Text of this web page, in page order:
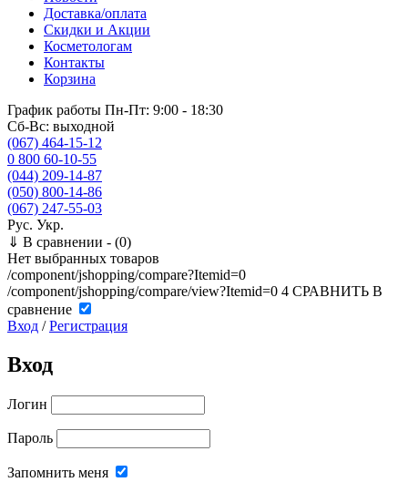
Доставка/оплата
Скидки и Акции
Косметологам
Контакты
Корзина
График работы Пн-Пт: 9:00 - 18:30
Сб-Вс: выходной
(067) 464-15-12
0 800 60-10-55
(044) 209-14-87
(050) 800-14-86
(067) 247-55-03
Рус. Укр.
⇓ В сравнении - (0)
Нет выбранных товаров
/component/jshopping/compare?Itemid=0
/component/jshopping/compare/view?Itemid=0 4 СРАВНИТЬ В
сравнение
Вход /Регистрация
Вход
Логин
Пароль
Запомнить меня